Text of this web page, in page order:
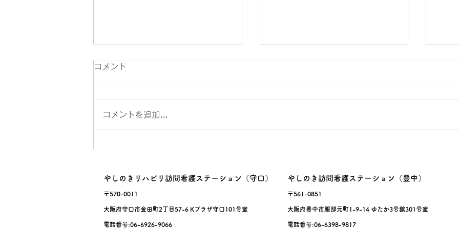
サルスベリ！
コメント
コメントを追加…
やしのきリハビリ訪問看護ステーション（守口）
〒570-0011
大阪府守口市金田町2丁目57-6 Kプラザ守口101号室
電話番号:06-6926-9066
やしのき訪問看護ステーション（豊中）
〒561-0851
大阪府豊中市服部元町1-9-14 ゆたか3号館301号室
電話番号:06-6398-9817